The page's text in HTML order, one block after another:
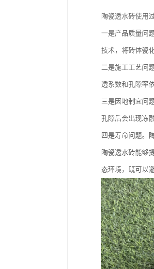
陶瓷透水砖使用
一是产品质量问
技术，将砖体瓷
二是施工工艺问
透系数和孔隙率
三是因地制宜问
孔隙后会出现冻
四是寿命问题。
陶瓷透水砖能够
态环境，既可以